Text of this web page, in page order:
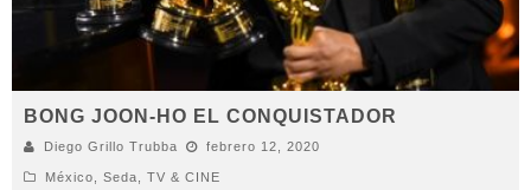
BONG JOON-HO EL CONQUISTADOR
Diego Grillo Trubba febrero 12, 2020
México Seda TV & CINE